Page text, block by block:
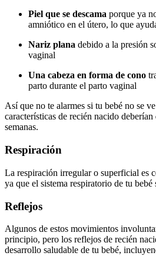
Piel que se descama porque ya
amniótico en el útero, lo que
Nariz plana debido a la presión
vaginal
Una cabeza en forma de cono
parto durante el parto vaginal
Así que no te alarmes si tu bebé no se
características de recién nacido
semanas.
Respiración
La respiración irregular o superficial es
ya que el sistema respiratorio de tu
Reflejos
Algunos de estos movimientos
principio, pero los reflejos de recién
desarrollo saludable de tu bebé,